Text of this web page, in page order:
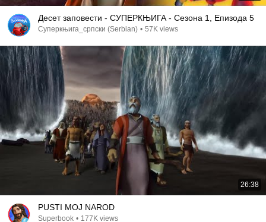
Десет заповести - СУПЕРКЊИГА - Сезона 1, Епизода 5
Суперкњига_српски (Serbian) • 57K views
26:38
PUSTI MOJ NAROD
Superbook • 177K views